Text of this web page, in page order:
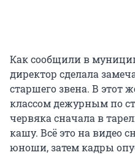
Как сообщили в
директор сделала
старшего звена. В этот
классом дежурным по
червяка сначала в
кашу. Всё это на видео
юноши, затем кадры